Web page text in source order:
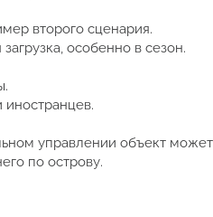
второго сценария.
особенно в сезон.
иностранцев.
управлении объект может
по острову.